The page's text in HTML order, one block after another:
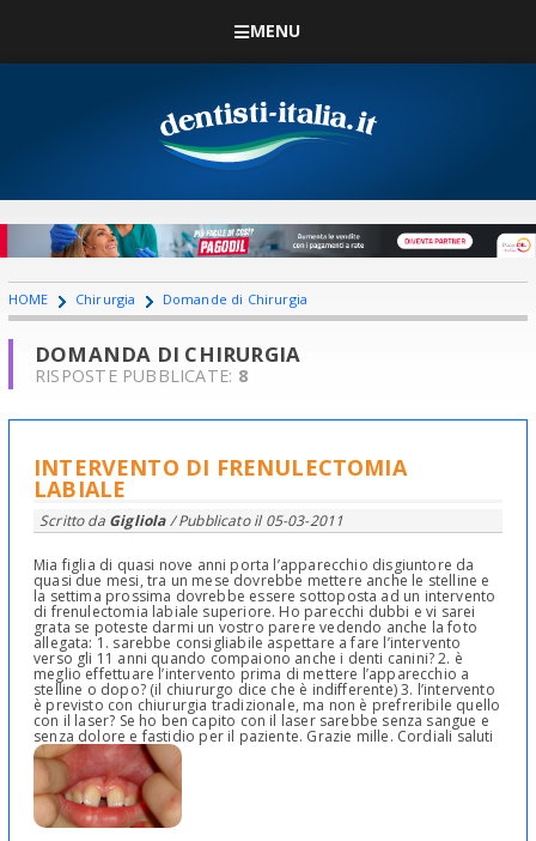
MENU
HOME Chirurgia Domande di Chirurgia
DOMANDA DI CHIRURGIA
RISPOSTE PUBBLICATE: 8
INTERVENTO DI FRENULECTOMIA
LABIALE
Scritto da Gigliola/ Pubblicato il 05-03-2011
Mia figlia di quasi nove anni porta l’apparecchio disgiuntore da
quasi due mesi, tra un mese dovrebbe mettere anche le stelline e
la settima prossima dovrebbe essere sottoposta ad un intervento
di frenulectomia labiale superiore. Ho parecchi dubbi e vi sarei
grata se poteste darmi un vostro parere vedendo anche la foto
allegata: 1. sarebbe consigliabile aspettare a fare l’intervento
verso gli 11 anni quando compaiono anche i denti canini? 2. è
meglio effettuare l’intervento prima di mettere l’apparecchio a
stelline o dopo? (il chiururgo dice che è indifferente) 3. l’intervento
è previsto con chiururgia tradizionale, ma non è prefreribile quello
con il laser? Se ho ben capito con il laser sarebbe senza sangue e
senza dolore e fastidio per il paziente. Grazie mille. Cordiali saluti